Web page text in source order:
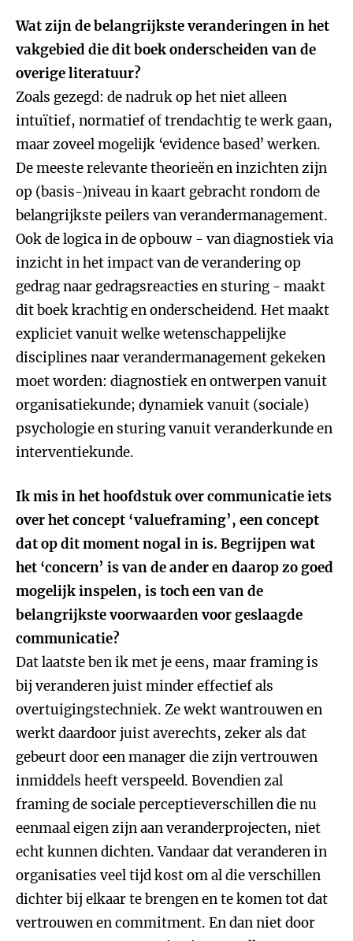
Wat zijn de belangrijkste veranderingen in het
vakgebied die dit boek onderscheiden van de
overige literatuur?
Zoals gezegd: de nadruk op het niet alleen
intuïtief, normatief of trendachtig te werk gaan,
maar zoveel mogelijk ‘evidence based’ werken.
De meeste relevante theorieën en inzichten zijn
op (basis-)niveau in kaart gebracht rondom de
belangrijkste peilers van verandermanagement.
Ook de logica in de opbouw - van diagnostiek via
inzicht in het impact van de verandering op
gedrag naar gedragsreacties en sturing - maakt
dit boek krachtig en onderscheidend. Het maakt
expliciet vanuit welke wetenschappelijke
disciplines naar verandermanagement gekeken
moet worden: diagnostiek en ontwerpen vanuit
organisatiekunde; dynamiek vanuit (sociale)
psychologie en sturing vanuit veranderkunde en
interventiekunde.
Ik mis in het hoofdstuk over communicatie iets
over het concept ‘valueframing’, een concept
dat op dit moment nogal in is. Begrijpen wat
het ‘concern’ is van de ander en daarop zo goed
mogelijk inspelen, is toch een van de
belangrijkste voorwaarden voor geslaagde
communicatie?
Dat laatste ben ik met je eens, maar framing is
bij veranderen juist minder effectief als
overtuigingstechniek. Ze wekt wantrouwen en
werkt daardoor juist averechts, zeker als dat
gebeurt door een manager die zijn vertrouwen
inmiddels heeft verspeeld. Bovendien zal
framing de sociale perceptieverschillen die nu
eenmaal eigen zijn aan veranderprojecten, niet
echt kunnen dichten. Vandaar dat veranderen in
organisaties veel tijd kost om al die verschillen
dichter bij elkaar te brengen en te komen tot dat
vertrouwen en commitment. En dan niet door